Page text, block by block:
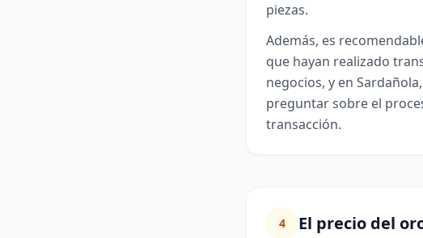
piezas.
Además, es
que hayan realizado
negocios, y en
preguntar sobre el
transacción.
4 El precio del